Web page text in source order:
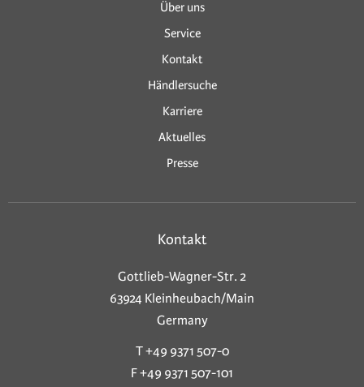
Über uns
Service
Kontakt
Händlersuche
Karriere
Aktuelles
Presse
Kontakt
Gottlieb-Wagner-Str. 2
63924 Kleinheubach/Main
Germany
T +49 9371 507-0
F +49 9371 507-101